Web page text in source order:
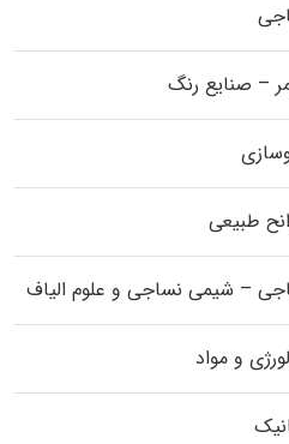
– صنایع رنگ
طبیعی
– شیمی نساجی و علوم الیاف
و مواد